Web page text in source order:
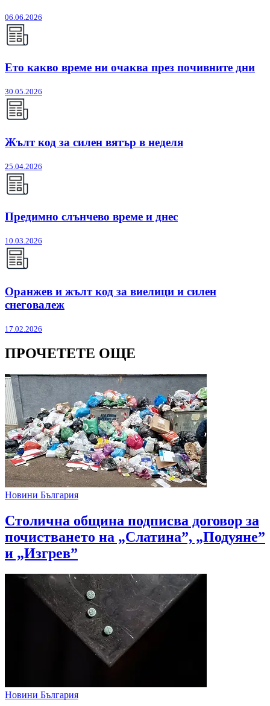
06.06.2026
Ето какво време ни очаква през почивните дни
30.05.2026
Жълт код за силен вятър в неделя
25.04.2026
Предимно слънчево време и днес
10.03.2026
Оранжев и жълт код за виелици и силен
снеговалеж
17.02.2026
ПРОЧЕТЕТЕ ОЩЕ
Новини България
Столична община подписва договор за
почистването на „Слатина”, „Подуяне”
и „Изгрев”
Новини България